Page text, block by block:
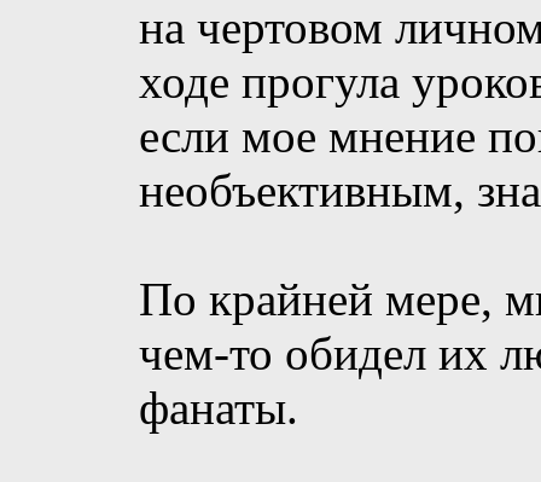
на чертовом
ходе прогула
если мое мнение
необъективным,
По крайней мере,
чем-то обидел их
фанаты.